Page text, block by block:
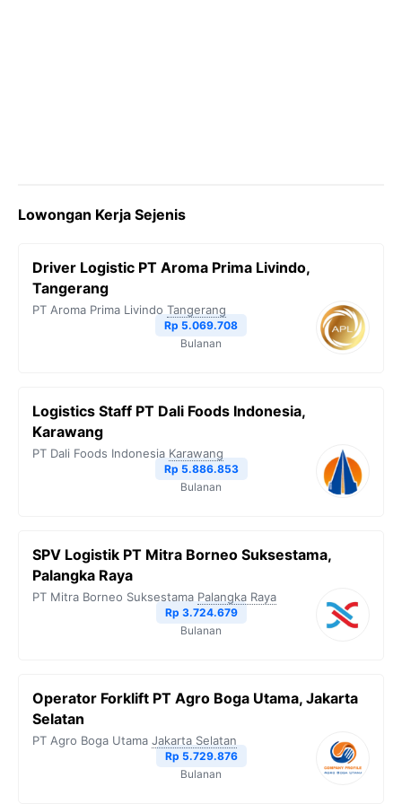
Lowongan Kerja Sejenis
Driver Logistic PT Aroma Prima Livindo,
Tangerang
PT Aroma Prima Livindo Tangerang
Rp 5.069.708
Bulanan
Logistics Staff PT Dali Foods Indonesia,
Karawang
PT Dali Foods Indonesia Karawang
Rp 5.886.853
Bulanan
SPV Logistik PT Mitra Borneo Suksestama,
Palangka Raya
PT Mitra Borneo Suksestama Palangka Raya
Rp 3.724.679
Bulanan
Operator Forklift PT Agro Boga Utama, Jakarta
Selatan
PT Agro Boga Utama Jakarta Selatan
Rp 5.729.876
Bulanan